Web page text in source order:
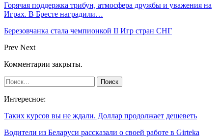
Горячая поддержка трибун, атмосфера дружбы и уважения на
Играх. В Бресте наградили…
Березовчанка стала чемпионкой II Игр стран СНГ
Prev Next
Комментарии закрыты.
Интересное:
Таких курсов вы не ждали. Доллар продолжает дешеветь
Водители из Беларуси рассказали о своей работе в Girteka